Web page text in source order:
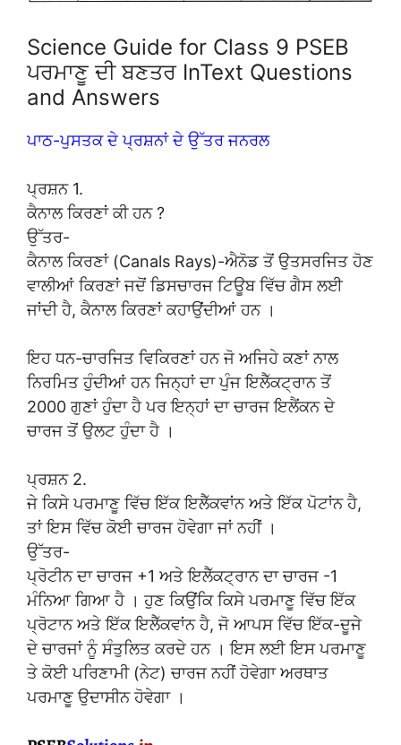
Science Guide for Class 9 PSEB
ਪਰਮਾਣੂ ਦੀ ਬਣਤਰ InText Questions
and Answers
ਪਾਠ-ਪੁਸਤਕ ਦੇ ਪ੍ਰਸ਼ਨਾਂ ਦੇ ਉੱਤਰ ਜਨਰਲ
ਪ੍ਰਸ਼ਨ 1.
ਕੈਨਾਲ ਕਿਰਣਾਂ ਕੀ ਹਨ ?
ਉੱਤਰ-
ਕੈਨਾਲ ਕਿਰਣਾਂ (Canals Rays)-ਐਨੋਡ ਤੋਂ ਉਤਸਰਜਿਤ ਹੋਣ
ਵਾਲੀਆਂ ਕਿਰਣਾਂ ਜਦੋਂ ਡਿਸਚਾਰਜ ਟਿਊਬ ਵਿੱਚ ਗੈਸ ਲਈ
ਜਾਂਦੀ ਹੈ, ਕੈਨਾਲ ਕਿਰਣਾਂ ਕਹਾਉਂਦੀਆਂ ਹਨ ।
ਇਹ ਧਨ-ਚਾਰਜਿਤ ਵਿਕਿਰਣਾਂ ਹਨ ਜੋ ਅਜਿਹੇ ਕਣਾਂ ਨਾਲ
ਨਿਰਮਿਤ ਹੁੰਦੀਆਂ ਹਨ ਜਿਨ੍ਹਾਂ ਦਾ ਪੁੰਜ ਇਲੈੱਕਟ੍ਰਾਨ ਤੋਂ
2000 ਗੁਣਾਂ ਹੁੰਦਾ ਹੈ ਪਰ ਇਨ੍ਹਾਂ ਦਾ ਚਾਰਜ ਇਲੈਂਕਨ ਦੇ
ਚਾਰਜ ਤੋਂ ਉਲਟ ਹੁੰਦਾ ਹੈ ।
ਪ੍ਰਸ਼ਨ 2.
ਜੇ ਕਿਸੇ ਪਰਮਾਣੂ ਵਿੱਚ ਇੱਕ ਇਲੈੱਕਵਾਂਨ ਅਤੇ ਇੱਕ ਪੋਟਾਂਨ ਹੈ,
ਤਾਂ ਇਸ ਵਿੱਚ ਕੋਈ ਚਾਰਜ ਹੋਵੇਗਾ ਜਾਂ ਨਹੀਂ ।
ਉੱਤਰ-
ਪ੍ਰੋਟੀਨ ਦਾ ਚਾਰਜ +1 ਅਤੇ ਇਲੈੱਕਟ੍ਰਾਨ ਦਾ ਚਾਰਜ -1
ਮੰਨਿਆ ਗਿਆ ਹੈ । ਹੁਣ ਕਿਉਂਕਿ ਕਿਸੇ ਪਰਮਾਣੂ ਵਿੱਚ ਇੱਕ
ਪ੍ਰੋਟਾਨ ਅਤੇ ਇੱਕ ਇਲੈੱਕਵਾਂਨ ਹੈ, ਜੋ ਆਪਸ ਵਿੱਚ ਇੱਕ-ਦੂਜੇ
ਦੇ ਚਾਰਜਾਂ ਨੂੰ ਸੰਤੁਲਿਤ ਕਰਦੇ ਹਨ । ਇਸ ਲਈ ਇਸ ਪਰਮਾਣੂ
ਤੇ ਕੋਈ ਪਰਿਣਾਮੀ (ਨੇਟ) ਚਾਰਜ ਨਹੀਂ ਹੋਵੇਗਾ ਅਰਥਾਤ
ਪਰਮਾਣੂ ਉਦਾਸੀਨ ਹੋਵੇਗਾ ।